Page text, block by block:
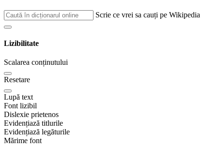
Scrie ce vrei sa cauți pe Wikipedia
Lizibilitate
Scalarea conținutului
Resetare
Lupă text
Font lizibil
Dislexie prietenos
Evidențiază titlurile
Evidențiază legăturile
Mărime font